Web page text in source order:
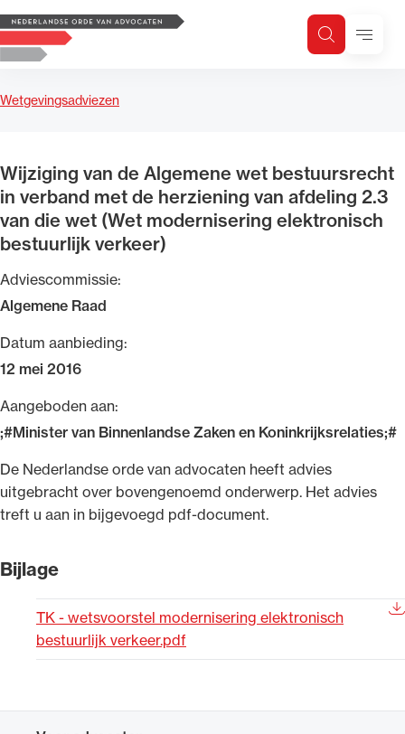
Logo, to the homepage
ZoekenMenu
Wetgevingsadviezen
Wijziging van de Algemene wet bestuursrecht
in verband met de herziening van afdeling 2.3
van die wet (Wet modernisering elektronisch
bestuurlijk verkeer)
Adviescommissie:
Algemene Raad
Datum aanbieding:
12 mei 2016
Aangeboden aan:
;#Minister van Binnenlandse Zaken en Koninkrijksrelaties;#
De Nederlandse orde van advocaten heeft advies
uitgebracht over bovengenoemd onderwerp. Het advies
treft u aan in bijgevoegd pdf-document.
Bijlage
TK - wetsvoorstel modernisering elektronisch
bestuurlijk verkeer.pdf
Zoeken
Zoek op trefwoord
Uitgelicht
Alle wet- en regelgeving voor de advocatuur.